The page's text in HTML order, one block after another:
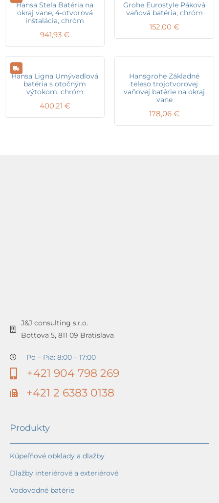
Hansa Stela Batéria na
okraj vane, 4-otvorová
inštalácia, chróm
941,93 €
Grohe Eurostyle Páková
vaňová batéria, chróm
152,00 €
Hansa Ligna Umývadlová
batéria s otočným
výtokom, chróm
400,21 €
Hansgrohe Základné
teleso trojotvorovej
vaňovej batérie na okraj
vane
178,06 €
J&J consulting s.r.o.
Bottova 5, 811 09 Bratislava
Po – Pia: 8:00 – 17:00
+421 904 798 269
+421 2 6383 0138
Produkty
Kúpeľňové obklady a dlažby
Dlažby interiérové a exteriérové
Vodovodné batérie